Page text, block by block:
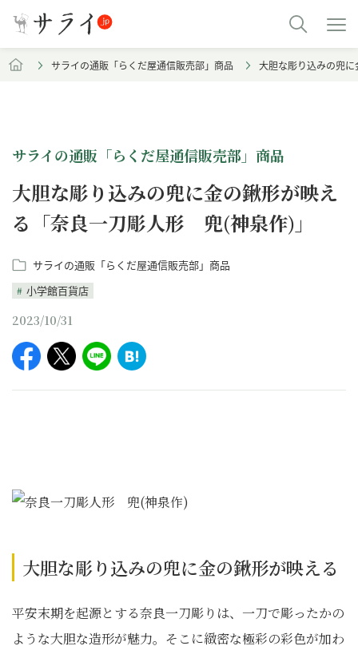
サライの通販「らくだ屋通信販売部」商品 大胆な彫り込みの兜
サライの通販「らくだ屋通信販売部」商品
大胆な彫り込みの兜に金の鍬形が映え
る「奈良一刀彫人形 兜(神泉作)」
サライの通販「らくだ屋通信販売部」商品
小学館百貨店
2023/10/31
大胆な彫り込みの兜に金の鍬形が映える
平安末期を起源とする奈良一刀彫りは、一刀で彫ったかの
ような大胆な造形が魅力。そこに緻密な極彩の彩色が加わ